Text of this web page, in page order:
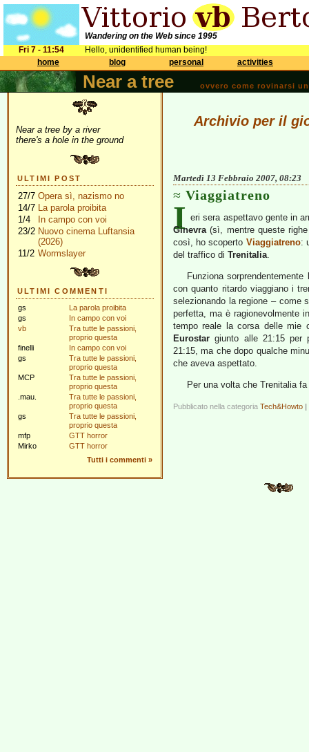
Wandering on the Web since 1995
Fri 7 - 11:54
Hello, unidentified human being!
home
blog personal activities
Near a tree ovvero come rovinarsi
Near a tree by a river
there's a hole in the ground
ULTIMI POST
27/7 Opera sì, nazismo no
14/7 La parola proibita
1/4
In campo con voi
23/2 Nuovo cinema Luftansia
(2026)
11/2 Wormslayer
ULTIMI COMMENTI
gs
La parola proibita
gs
In campo con voi
vb
Tra tutte le passioni,
proprio questa
finelli
In campo con voi
gs
Tra tutte le passioni,
proprio questa
MCP
Tra tutte le passioni,
proprio questa
.mau.
Tra tutte le passioni,
proprio questa
gs
Tra tutte le passioni,
proprio questa
mfp
GTT horror
Mirko
GTT horror
Tutti i commenti »
Archivio per il
Martedì 13 Febbraio 2007, 08:23
Viaggiatreno
I eri sera aspettavo gente in
Ginevra(sì, mentre queste
così, ho scoperto Viaggiatreno:
del traffico di Trenitalia.
Funziona
con quanto ritardo viaggiano i
selezionando la regione – come
perfetta, ma è ragionevolmente
tempo reale la corsa delle
Eurostar giunto alle 21:15 per
21:15, ma che dopo qualche
che aveva aspettato.
Per una volta che Trenitalia
Pubblicato nella categoria Tech&Howto |